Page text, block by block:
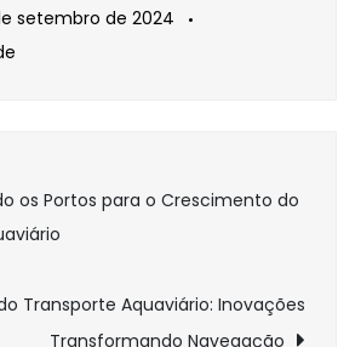
setembro de 2024
os Portos para o Crescimento do
Transporte Aquaviário: Inovações
Transformando Navegação